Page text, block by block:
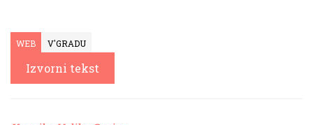
WEB V'GRADU
Izvorni tekst